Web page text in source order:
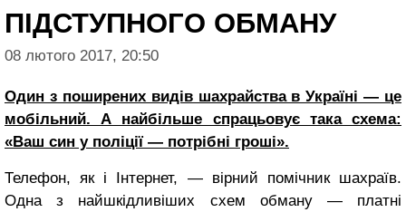
ПІДСТУПНОГО ОБМАНУ
08 лютого 2017, 20:50
Один з поширених видів шахрайства в Україні — це
мобільний. А найбільше спрацьовує така схема:
«Ваш син у поліції — потрібні гроші».
Телефон, як і Інтернет, — вірний помічник шахраїв.
Одна з найшкідливіших схем обману — платні